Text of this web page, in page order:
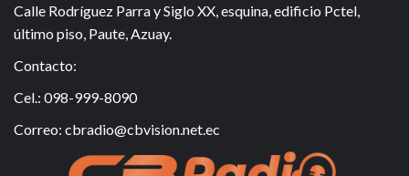
Calle Rodríguez Parra y Siglo XX, esquina, edificio Pctel,
último piso, Paute, Azuay.
Contacto:
Cel.: 098-999-8090
Correo: cbradio@cbvision.net.ec